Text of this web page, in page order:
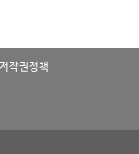
저작권정책